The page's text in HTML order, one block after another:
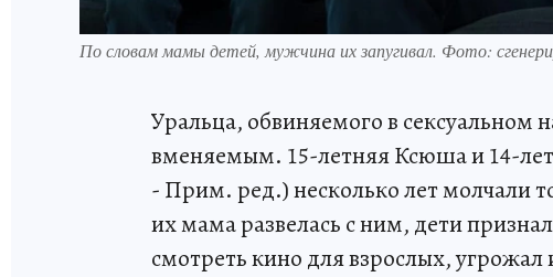
По словам мамы детей, мужчина их запугивал. Фото:
Уральца, обвиняемого в
вменяемым. 15-летняя Ксюша и 14-
- Прим. ред.) несколько лет молчали
их мама развелась с ним, дети
смотреть кино для взрослых, угрожал